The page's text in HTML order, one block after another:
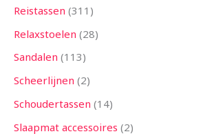
Reistassen 311
Relaxstoelen 28
Sandalen 113
Scheerlijnen 2
Schoudertassen 14
Slaapmat accessoires 2